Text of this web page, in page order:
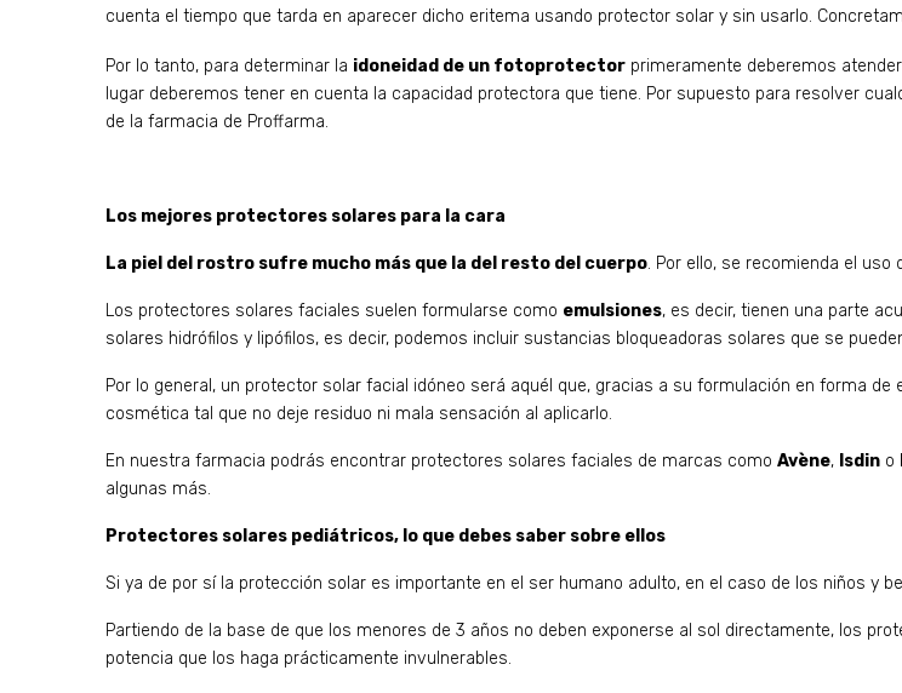
cuenta el tiempo que tarda en aparecer dicho eritema usando protector solar y sin usarlo.
Por lo tanto, para determinar la idoneidad de un fotoprotector primeramente deberemos
lugar deberemos tener en cuenta la capacidad protectora que tiene. Por supuesto para resolver
de la farmacia de Proffarma.
Los mejores protectores solares para la cara
La piel del rostro sufre mucho más que la del resto del cuerpo. Por ello, se recomienda el
Los protectores solares faciales suelen formularse como emulsiones, es decir, tienen una parte
solares hidrófilos y lipófilos, es decir, podemos incluir sustancias bloqueadoras solares que se
Por lo general, un protector solar facial idóneo será aquél que, gracias a su formulación en forma de
cosmética tal que no deje residuo ni mala sensación al aplicarlo.
En nuestra farmacia podrás encontrar protectores solares faciales de marcas como Avène, Isdin o
algunas más.
Protectores solares pediátricos, lo que debes saber sobre ellos
Si ya de por sí la protección solar es importante en el ser humano adulto, en el caso de los niños y
Partiendo de la base de que los menores de 3 años no deben exponerse al sol directamente, los
potencia que los haga prácticamente invulnerables.